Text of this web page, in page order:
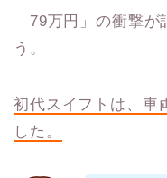
「79万円」の衝撃
う。
初代スイフトは、車
した。